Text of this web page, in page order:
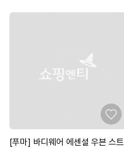
[푸마] 바디웨어 에센셜 우븐 스트